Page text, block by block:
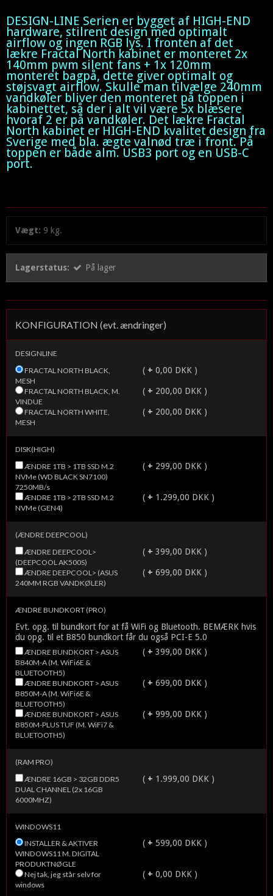
DESIGN-LINE Serien er bygget af HIGH-END
hardware, stilrent design med optimalt
airflow og ingen RGB lys. I fronten af det
lækre Fractal North kabinet er monteret 2x
140mm pwm silent fans + 1x 120mm
monteret bagpå, dette giver optimalt og
støjsvagt airflow. Skulle man tilvælge 240mm
vandkøler bliver den monteret på toppen i
kabinettet, så der i alt vil være 5x blæsere
hvoraf 2 er på vandkøler. Det lækre Fractal
North kabinet er HIGH-END kvalitet design fra
Sverige med bla. ægte valnød træ i front. På
toppen er både alm. USB3 port og en USB-C
port.
Vægt: 9 kg.
Lagerstatus: På lager
KONFIGURATION (evt. ændringer)
DESIGNLINE
MESH
( + 0,00 DKK )
VINDUE
( + 200,00 DKK )
MESH
( + 200,00 DKK )
DISK(HIGH)
NVMe (WD BLACK SN7100)
7250MB/s
( + 299,00 DKK )
NVMe (GEN4)
( + 1.299,00 DKK )
(ÆNDRE DEEPCOOL)
(DEEPCOOL AK500S)
( + 399,00 DKK )
240MM RGB VANDKØLER)
( + 699,00 DKK )
ÆNDRE BUNDKORT (PRO)
Evt. opg. til bundkort for at få WiFi og Bluetooth. BEMÆRK hvis
du opg. til et B850 bundkort får du også PCI-E 5.0
B840M-A (M. WiFi6E &
BLUETOOTH5)
( + 399,00 DKK )
B850M-A (M. WiFi6E &
BLUETOOTH5)
( + 699,00 DKK )
B850M-PLUS TUF (M. WiFi7 &
BLUETOOTH5)
( + 999,00 DKK )
(RAM PRO)
DUAL CHANNEL (2x 16GB
6000MHZ)
( + 1.999,00 DKK )
WINDOWS11
WINDOWS11 M. DIGITAL
PRODUKTNØGLE
( + 599,00 DKK )
windows
( + 0,00 DKK )